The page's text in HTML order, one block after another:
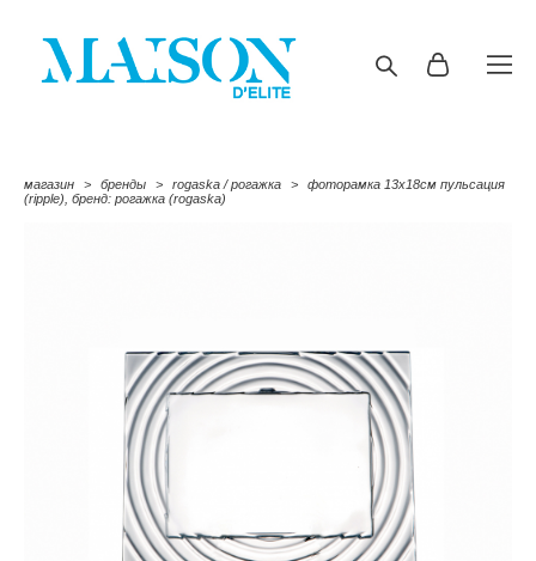
магазин > бренды > rogaska / рогажка >
фоторамка 13х18см пульсация
(ripple), бренд: рогажка (rogaska)